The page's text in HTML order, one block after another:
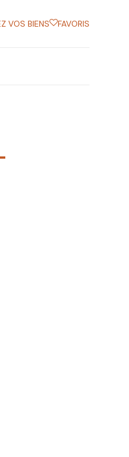
VOS BIENS FAVORIS